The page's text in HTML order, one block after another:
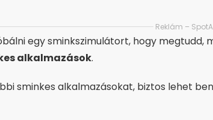
Reklám –
egy sminkszimulátort, hogy megtudd,
alkalmazások.
sminkes alkalmazásokat, biztos lehet